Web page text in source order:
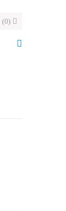
(0)